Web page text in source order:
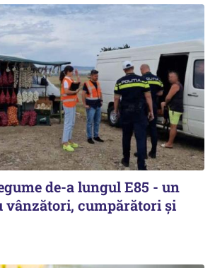
de-a lungul E85 - un
vânzători, cumpărători și